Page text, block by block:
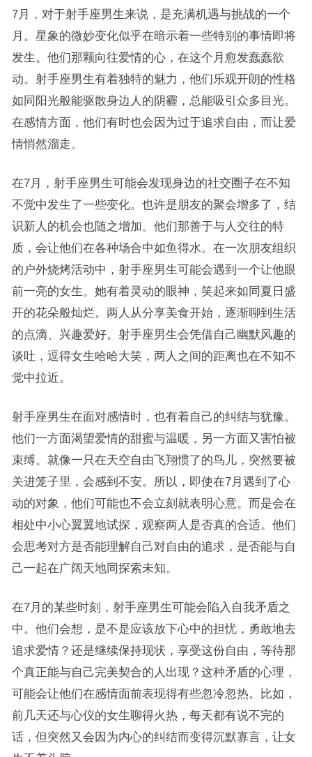
7月，对于射手座男生来说，是充满机遇与挑战的一个
月。星象的微妙变化似乎在暗示着一些特别的事情即将
发生。他们那颗向往爱情的心，在这个月愈发蠢蠢欲
动。射手座男生有着独特的魅力，他们乐观开朗的性格
如同阳光般能驱散身边人的阴霾，总能吸引众多目光。
在感情方面，他们有时也会因为过于追求自由，而让爱
情悄然溜走。
在7月，射手座男生可能会发现身边的社交圈子在不知
不觉中发生了一些变化。也许是朋友的聚会增多了，结
识新人的机会也随之增加。他们那善于与人交往的特
质，会让他们在各种场合中如鱼得水。在一次朋友组织
的户外烧烤活动中，射手座男生可能会遇到一个让他眼
前一亮的女生。她有着灵动的眼神，笑起来如同夏日盛
开的花朵般灿烂。两人从分享美食开始，逐渐聊到生活
的点滴、兴趣爱好。射手座男生会凭借自己幽默风趣的
谈吐，逗得女生哈哈大笑，两人之间的距离也在不知不
觉中拉近。
射手座男生在面对感情时，也有着自己的纠结与犹豫。
他们一方面渴望爱情的甜蜜与温暖，另一方面又害怕被
束缚。就像一只在天空自由飞翔惯了的鸟儿，突然要被
关进笼子里，会感到不安。所以，即使在7月遇到了心
动的对象，他们可能也不会立刻就表明心意。而是会在
相处中小心翼翼地试探，观察两人是否真的合适。他们
会思考对方是否能理解自己对自由的追求，是否能与自
己一起在广阔天地同探索未知。
在7月的某些时刻，射手座男生可能会陷入自我矛盾之
中。他们会想，是不是应该放下心中的担忧，勇敢地去
追求爱情？还是继续保持现状，享受这份自由，等待那
个真正能与自己完美契合的人出现？这种矛盾的心理，
可能会让他们在感情面前表现得有些忽冷忽热。比如，
前几天还与心仪的女生聊得火热，每天都有说不完的
话，但突然又会因为内心的纠结而变得沉默寡言，让女